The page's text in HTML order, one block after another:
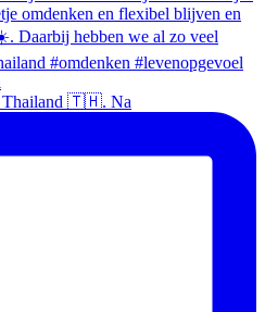
Thailand 🇹🇭. Na